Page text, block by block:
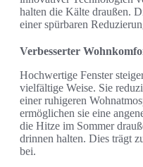
halten die Kälte draußen.
einer spürbaren
Verbesserter
Hochwertige Fenster
vielfältige Weise. Sie
einer ruhigeren
ermöglichen sie eine
die Hitze im Sommer
drinnen halten. Dies trägt
bei.